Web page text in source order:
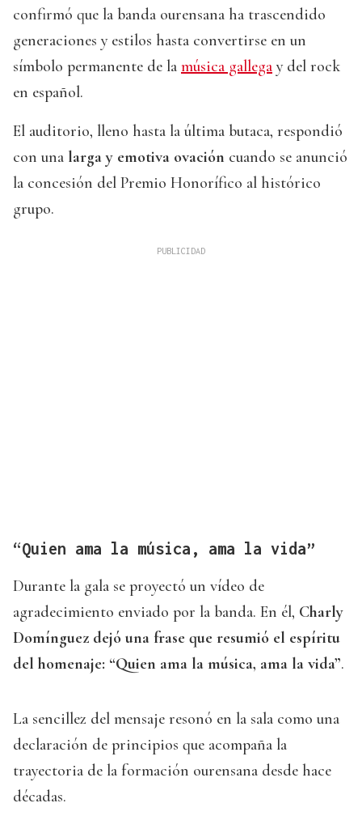
confirmó que la banda ourensana ha trascendido
generaciones y estilos hasta convertirse en un
símbolo permanente de la música gallega y del rock
en español.
El auditorio, lleno hasta la última butaca, respondió
con una larga y emotiva ovación cuando se anunció
la concesión del Premio Honorífico al histórico
grupo.
“Quien ama la música, ama la vida”
Durante la gala se proyectó un vídeo de
agradecimiento enviado por la banda. En él, Charly
Domínguez dejó una frase que resumió el espíritu
del homenaje: “Quien ama la música, ama la vida”.
La sencillez del mensaje resonó en la sala como una
declaración de principios que acompaña la
trayectoria de la formación ourensana desde hace
décadas.